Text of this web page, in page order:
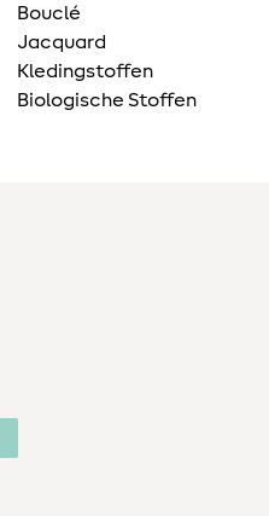
Bouclé
Jacquard
Kledingstoffen
Biologische Stoffen